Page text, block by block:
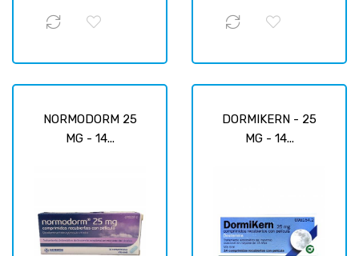
NORMODORM 25
MG - 14...
DORMIKERN - 25
MG - 14...